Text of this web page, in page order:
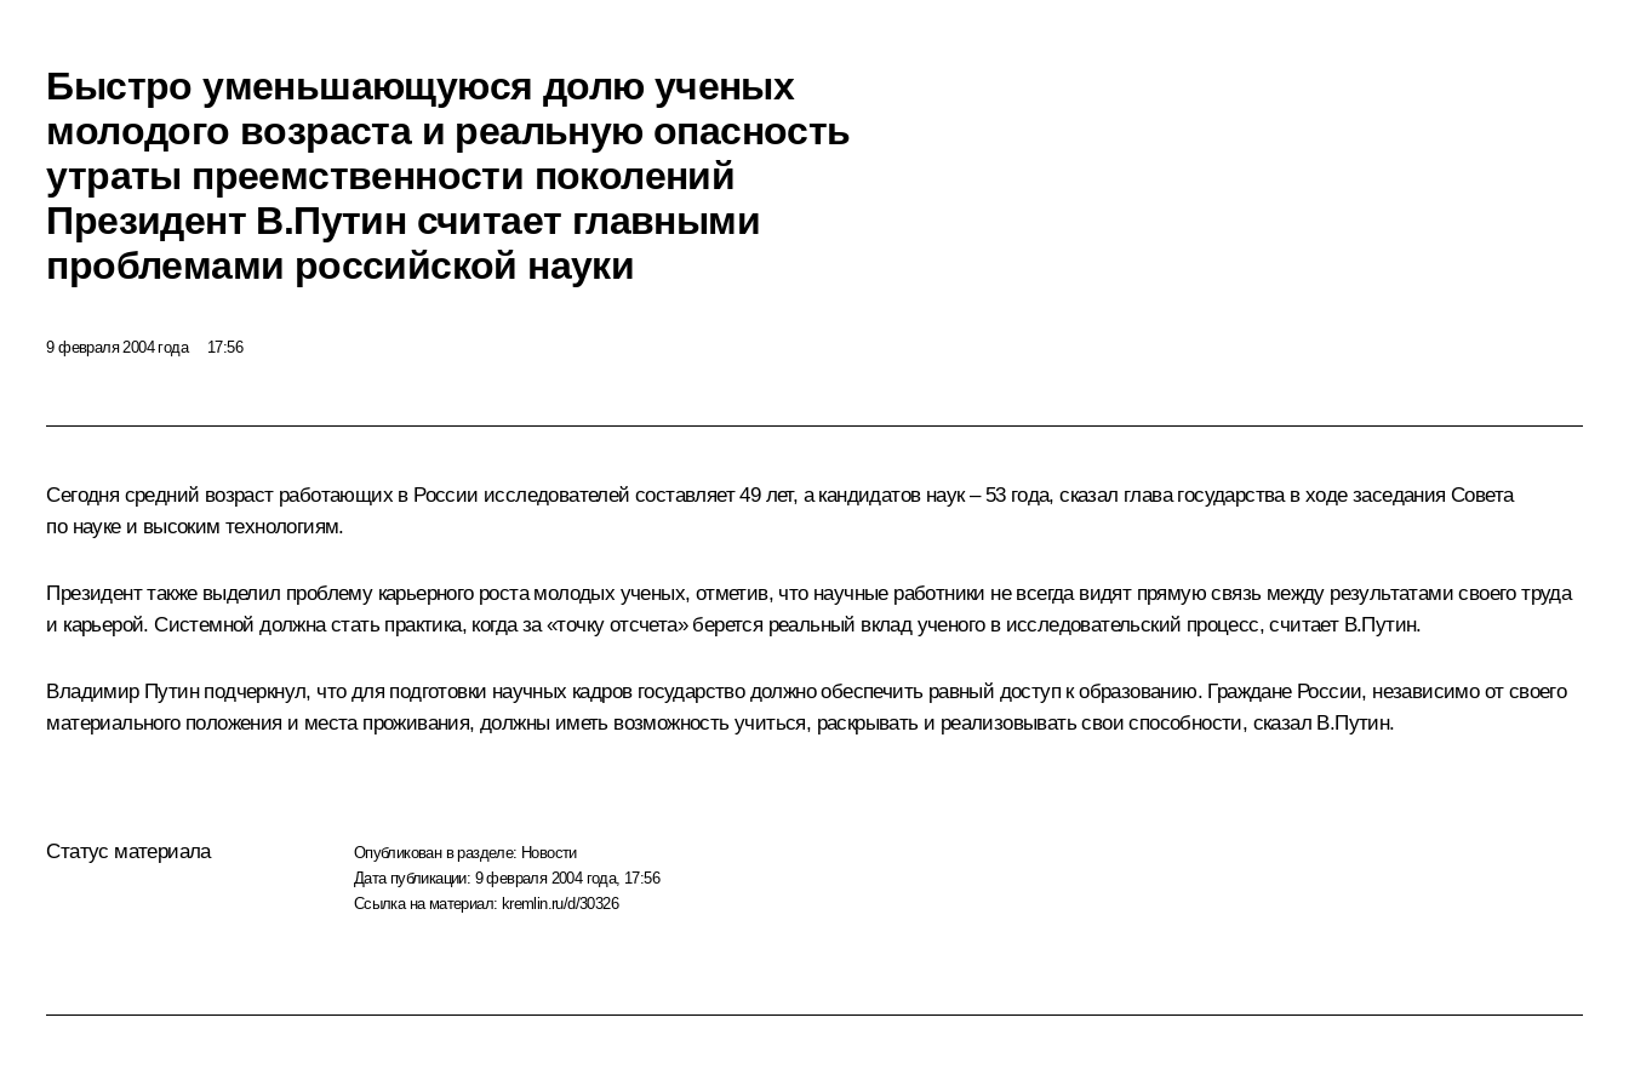
Быстро уменьшающуюся долю ученых
молодого возраста и реальную опасность
утраты преемственности поколений
Президент В.Путин считает главными
проблемами российской науки
9 февраля 2004 года 17:56
Сегодня средний возраст работающих в России исследователей составляет 49 лет, а кандидатов наук – 53 года, сказал глава государства в ходе заседания Совета
по науке и высоким технологиям.
Президент также выделил проблему карьерного роста молодых ученых, отметив, что научные работники не всегда видят прямую связь между результатами своего труда
и карьерой. Системной должна стать практика, когда за «точку отсчета» берется реальный вклад ученого в исследовательский процесс, считает В.Путин.
Владимир Путин подчеркнул, что для подготовки научных кадров государство должно обеспечить равный доступ к образованию. Граждане России, независимо от своего
материального положения и места проживания, должны иметь возможность учиться, раскрывать и реализовывать свои способности, сказал В.Путин.
Статус материала Опубликован в разделе: Новости
Дата публикации: 9 февраля 2004 года, 17:56
Ссылка на материал: kremlin.ru/d/30326